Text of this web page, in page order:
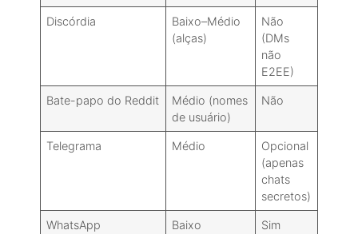
Discórdia
Baixo–Médio
(alças)
Não
(DMs
não
E2EE)
Bate-papo do Reddit
Médio (nomes
de usuário)
Não
Telegrama Médio
Opcional
(apenas
chats
secretos)
WhatsApp
Baixo
Sim